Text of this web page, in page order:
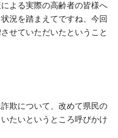
よる実際の高齢者の皆様へ
況を踏まえてですね、今回
せていただいたということ
欺について、改めて県民の
たいというところ呼びかけ